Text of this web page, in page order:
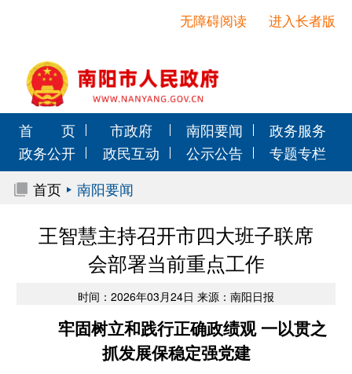
进入长者版
无障碍阅读
首 页 市政府 南阳要闻
政务服务
政务公开
政民互动 公示公告
专题专栏
首页
南阳要闻
王智慧主持召开市四大班子联席
会部署当前重点工作
时间：2026年03月24日 来源：南阳日报
牢固树立和践行正确政绩观 一以贯之
抓发展保稳定强党建